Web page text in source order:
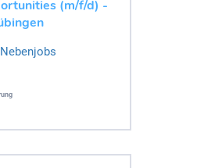
(m/f/d) -
Nebenjobs